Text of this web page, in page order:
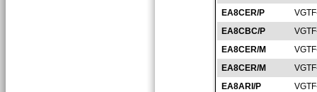
EA8CER/P
EA8CBC/P
EA8CER/M
EA8CER/M
EA8ARI/P